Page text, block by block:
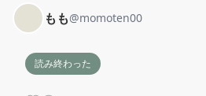
もも@momoten00
読み終わった